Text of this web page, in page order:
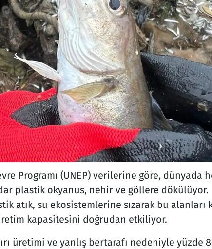
Programı (UNEP) verilerine göre, dünyada
plastik okyanus, nehir ve göllere dökülüyor.
atık, su ekosistemlerine sızarak bu alanları
kapasitesini doğrudan etkiliyor.
üretimi ve yanlış bertarafı nedeniyle yüzde